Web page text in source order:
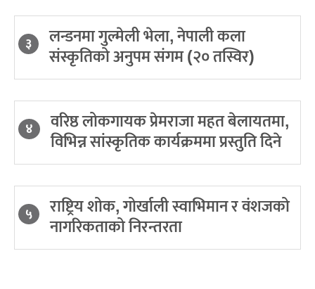
३ लन्डनमा गुल्मेली भेला, नेपाली कला
संस्कृतिको अनुपम संगम (२० तस्विर)
४ वरिष्ठ लोकगायक प्रेमराजा महत बेलायतमा,
विभिन्न सांस्कृतिक कार्यक्रममा प्रस्तुति दिने
५ राष्ट्रिय शोक, गोर्खाली स्वाभिमान र वंशजको
नागरिकताको निरन्तरता